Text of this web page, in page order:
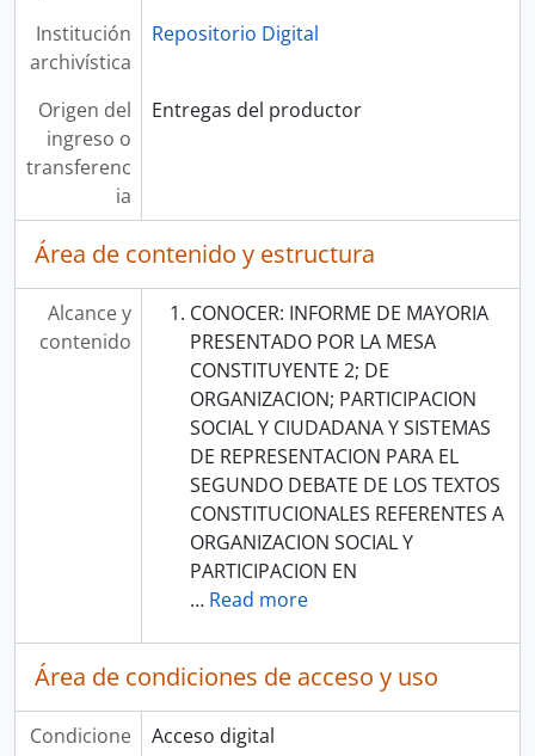
Institución
archivística
Repositorio Digital
Origen del
ingreso o
transferenc
ia
Entregas del productor
Área de contenido y estructura
Alcance y
contenido
CONOCER: INFORME DE MAYORIA
PRESENTADO POR LA MESA
CONSTITUYENTE 2; DE
ORGANIZACION; PARTICIPACION
SOCIAL Y CIUDADANA Y SISTEMAS
DE REPRESENTACION PARA EL
SEGUNDO DEBATE DE LOS TEXTOS
CONSTITUCIONALES REFERENTES A
ORGANIZACION SOCIAL Y
PARTICIPACION EN
… Read more
Área de condiciones de acceso y uso
Condicione
Acceso digital